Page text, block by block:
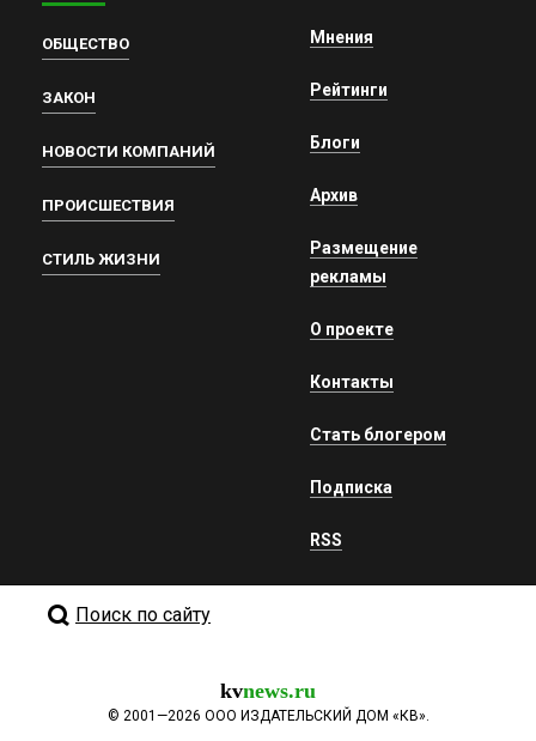
ОБЩЕСТВО
ЗАКОН
НОВОСТИ КОМПАНИЙ
ПРОИСШЕСТВИЯ
СТИЛЬ ЖИЗНИ
Мнения
Рейтинги
Блоги
Архив
Размещение
рекламы
О проекте
Контакты
Стать блогером
Подписка
RSS
Поиск по сайту
kvnews.ru
© 2001—2026 ООО ИЗДАТЕЛЬСКИЙ ДОМ «КВ».